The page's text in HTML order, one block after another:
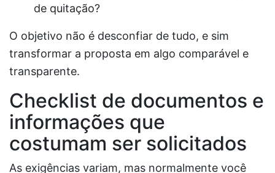
de quitação?
O objetivo não é desconfiar de tudo, e sim
transformar a proposta em algo comparável e
transparente.
Checklist de documentos e
informações que
costumam ser solicitados
As exigências variam, mas normalmente você